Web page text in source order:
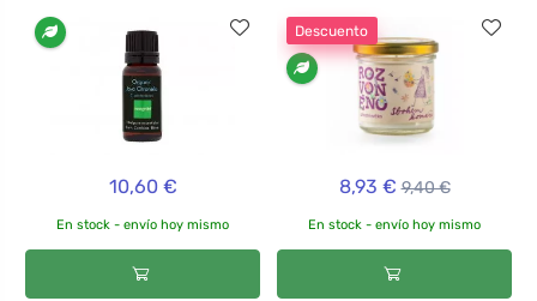
10,60 €
En stock - envío hoy mismo
Descuento
8,93 € 9,40 €
En stock - envío hoy mismo